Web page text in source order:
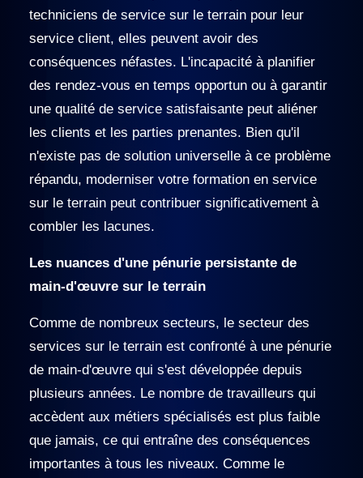
techniciens de service sur le terrain pour leur
service client, elles peuvent avoir des
conséquences néfastes. L'incapacité à planifier
des rendez-vous en temps opportun ou à garantir
une qualité de service satisfaisante peut aliéner
les clients et les parties prenantes. Bien qu'il
n'existe pas de solution universelle à ce problème
répandu, moderniser votre formation en service
sur le terrain peut contribuer significativement à
combler les lacunes.
Les nuances d'une pénurie persistante de
main-d'œuvre sur le terrain
Comme de nombreux secteurs, le secteur des
services sur le terrain est confronté à une pénurie
de main-d'œuvre qui s'est développée depuis
plusieurs années. Le nombre de travailleurs qui
accèdent aux métiers spécialisés est plus faible
que jamais, ce qui entraîne des conséquences
importantes à tous les niveaux. Comme le